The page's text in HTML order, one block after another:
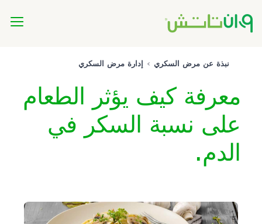
نبذة عن مرض السكري إدارة مرض السكري
معرفة كيف يؤثر الطعام
على نسبة السكر في
الدم.